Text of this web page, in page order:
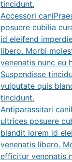
tincidunt.
Accessori cani
posuere cubilia
id eleifend
libero. Morbi
venenatis nunc eu
Suspendisse
vulputate quis
tincidunt.
Antiparassitari cani
ultrices posuere
blandit lorem id
venenatis libero.
efficitur venenatis